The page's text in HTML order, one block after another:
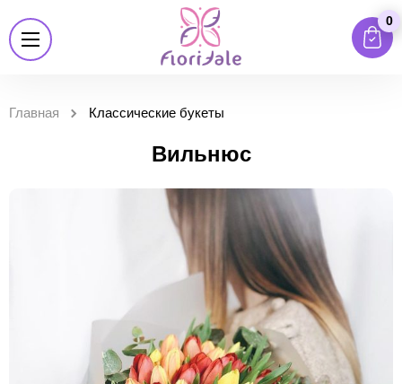
0
Главная Классические букеты
Вильнюс